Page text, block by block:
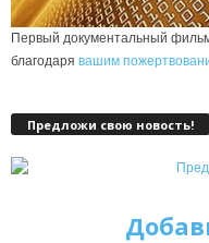
Первый документальный
благодаря вашим
Предложи свою новость!